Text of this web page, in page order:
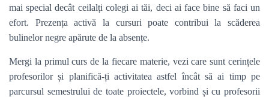
mai special decât ceilalți colegi ai tăi, deci ai face bine să faci un
efort. Prezența activă la cursuri poate contribui la scăderea
bulinelor negre apărute de la absențe.
Mergi la primul curs de la fiecare materie, vezi care sunt cerințele
profesorilor și planifică-ți activitatea astfel încât să ai timp pe
parcursul semestrului de toate proiectele, vorbind și cu profesorii